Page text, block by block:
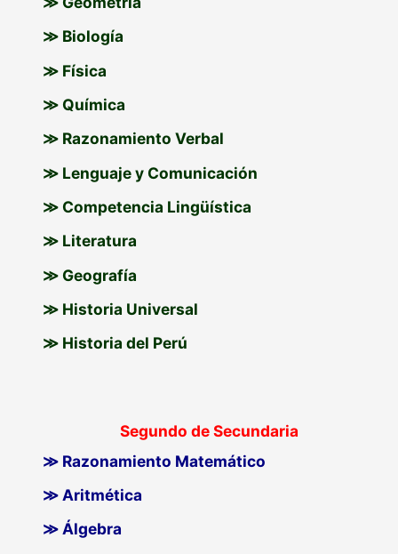
≫ Biología
≫ Física
≫ Química
≫ Razonamiento Verbal
≫ Lenguaje y Comunicación
≫ Competencia Lingüística
≫ Literatura
≫ Geografía
≫ Historia Universal
≫ Historia del Perú
Segundo de Secundaria
≫ Razonamiento Matemático
≫ Aritmética
≫ Álgebra